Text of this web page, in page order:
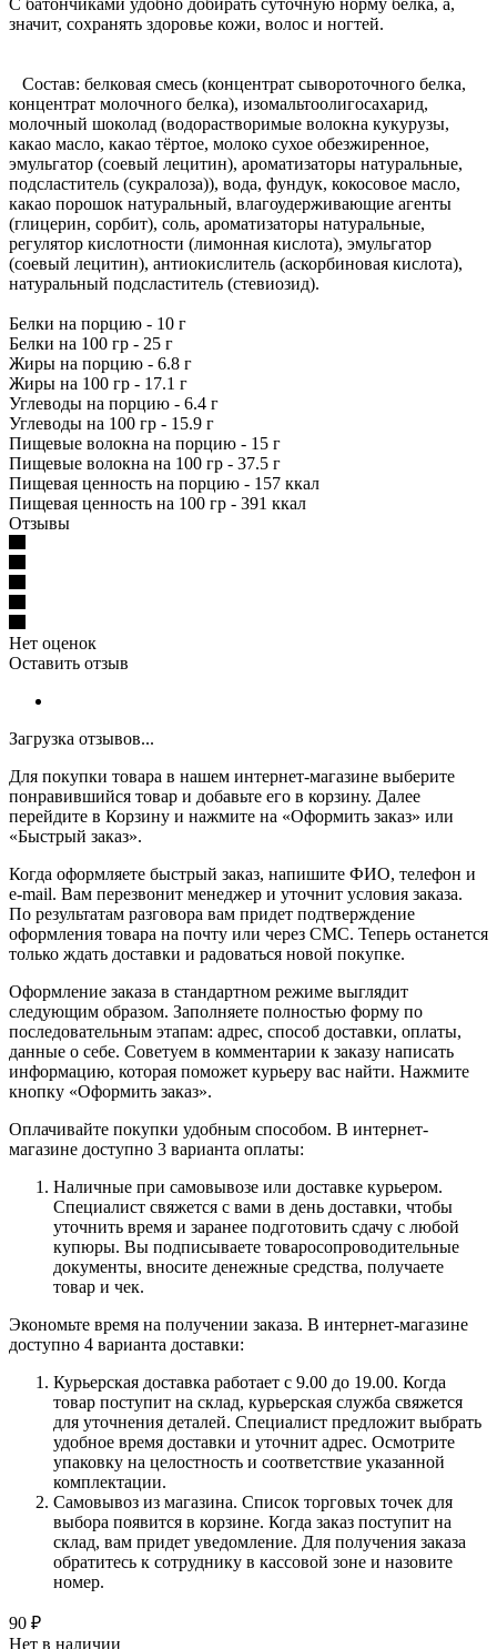
значит, сохранять здоровье кожи, волос и ногтей.
Состав: белковая смесь (концентрат сывороточного белка,
концентрат молочного белка), изомальтоолигосахарид,
молочный шоколад (водорастворимые волокна кукурузы,
какао масло, какао тёртое, молоко сухое обезжиренное,
эмульгатор (соевый лецитин), ароматизаторы натуральные,
подсластитель (сукралоза)), вода, фундук, кокосовое масло,
какао порошок натуральный, влагоудерживающие агенты
(глицерин, сорбит), соль, ароматизаторы натуральные,
регулятор кислотности (лимонная кислота), эмульгатор
(соевый лецитин), антиокислитель (аскорбиновая кислота),
натуральный подсластитель (стевиозид).
Белки на порцию - 10 г
Белки на 100 гр - 25 г
Жиры на порцию - 6.8 г
Жиры на 100 гр - 17.1 г
Углеводы на порцию - 6.4 г
Углеводы на 100 гр - 15.9 г
Пищевые волокна на порцию - 15 г
Пищевые волокна на 100 гр - 37.5 г
Пищевая ценность на порцию - 157 ккал
Пищевая ценность на 100 гр - 391 ккал
Отзывы
Нет оценок
Оставить отзыв
Загрузка отзывов...
Для покупки товара в нашем интернет-магазине выберите
понравившийся товар и добавьте его в корзину. Далее
перейдите в Корзину и нажмите на «Оформить заказ» или
«Быстрый заказ».
Когда оформляете быстрый заказ, напишите ФИО, телефон и
e-mail. Вам перезвонит менеджер и уточнит условия заказа.
По результатам разговора вам придет подтверждение
оформления товара на почту или через СМС. Теперь останется
только ждать доставки и радоваться новой покупке.
Оформление заказа в стандартном режиме выглядит
следующим образом. Заполняете полностью форму по
последовательным этапам: адрес, способ доставки, оплаты,
данные о себе. Советуем в комментарии к заказу написать
информацию, которая поможет курьеру вас найти. Нажмите
кнопку «Оформить заказ».
Оплачивайте покупки удобным способом. В интернет-
магазине доступно 3 варианта оплаты:
Наличные при самовывозе или доставке курьером.
Специалист свяжется с вами в день доставки, чтобы
уточнить время и заранее подготовить сдачу с любой
купюры. Вы подписываете товаросопроводительные
документы, вносите денежные средства, получаете
товар и чек.
Экономьте время на получении заказа. В интернет-магазине
доступно 4 варианта доставки:
Курьерская доставка работает с 9.00 до 19.00. Когда
товар поступит на склад, курьерская служба свяжется
для уточнения деталей. Специалист предложит выбрать
удобное время доставки и уточнит адрес. Осмотрите
упаковку на целостность и соответствие указанной
комплектации.
Самовывоз из магазина. Список торговых точек для
выбора появится в корзине. Когда заказ поступит на
склад, вам придет уведомление. Для получения заказа
обратитесь к сотруднику в кассовой зоне и назовите
номер.
90 ₽
Нет в наличии